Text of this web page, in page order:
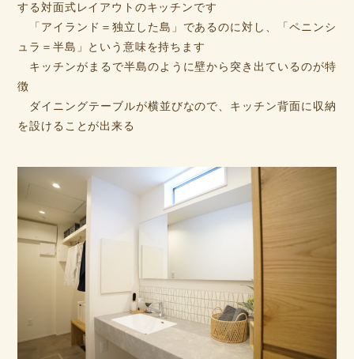
する対面式レイアウトのキッチンです
「アイランド＝独立した島」であるのに対し、「ペニンシ
ュラ＝半島」という意味を持ちます
キッチンがまるで半島のように壁から突き出ているのが特
徴
ダイニングテーブルが横並びなので、キッチン背面に収納
を設けることが出来る